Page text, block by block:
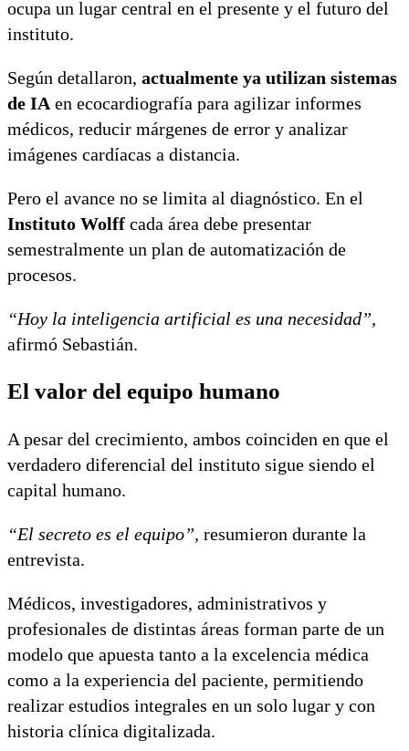
ocupa un lugar central en el presente y el futuro del
instituto.
Según detallaron, actualmente ya utilizan sistemas
de IA en ecocardiografía para agilizar informes
médicos, reducir márgenes de error y analizar
imágenes cardíacas a distancia.
Pero el avance no se limita al diagnóstico. En el
Instituto Wolff cada área debe presentar
semestralmente un plan de automatización de
procesos.
“Hoy la inteligencia artificial es una necesidad”,
afirmó Sebastián.
El valor del equipo humano
A pesar del crecimiento, ambos coinciden en que el
verdadero diferencial del instituto sigue siendo el
capital humano.
“El secreto es el equipo”, resumieron durante la
entrevista.
Médicos, investigadores, administrativos y
profesionales de distintas áreas forman parte de un
modelo que apuesta tanto a la excelencia médica
como a la experiencia del paciente, permitiendo
realizar estudios integrales en un solo lugar y con
historia clínica digitalizada.